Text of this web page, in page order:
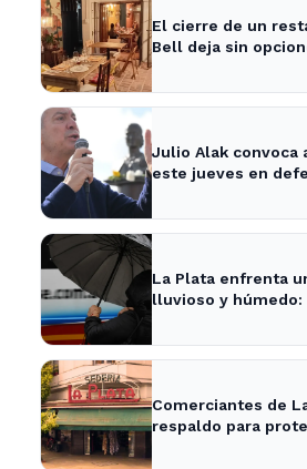
El cierre de un
Bell deja sin
Julio Alak convoca
este jueves en
La Plata enfrenta
lluvioso y
Comerciantes de
respaldo para